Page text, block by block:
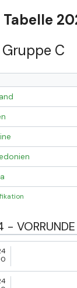
C
- VORRUNDE